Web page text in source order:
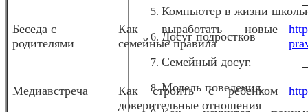
Беседа с
родителями
Как выработать новые
семейные правила
Медиавстреча
Как строить с ребенком
доверительные отношения
Компьютер в жизни
Досуг подростков
Семейный досуг.
Модель поведения.